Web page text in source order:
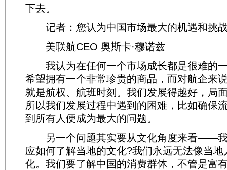
下去。
记者：您认为中国市场最大的机遇和挑
美联航CEO 奥斯卡·穆诺兹
我认为在任何一个市场成长都是很难的
希望拥有一个非常珍贵的商品，而对航企来
就是航权、航班时刻。我们发展得越好，局
所以我们发展过程中遇到的困难，比如确保
到所有人便成为最大的问题。
另一个问题其实要从文化角度来看——我
应如何了解当地的文化?我们永远无法像当
化。我们要了解中国的消费群体，不管是富